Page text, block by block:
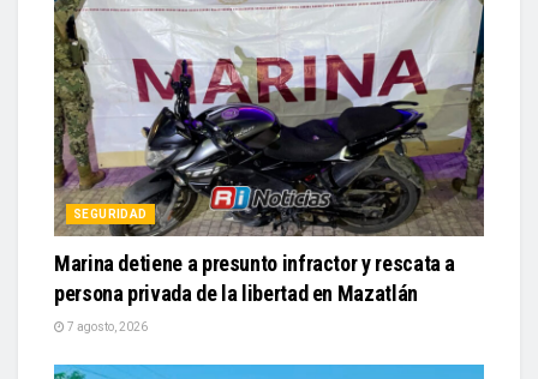
SEGURIDAD
Marina detiene a presunto infractor y rescata a
persona privada de la libertad en Mazatlán
7 agosto, 2026